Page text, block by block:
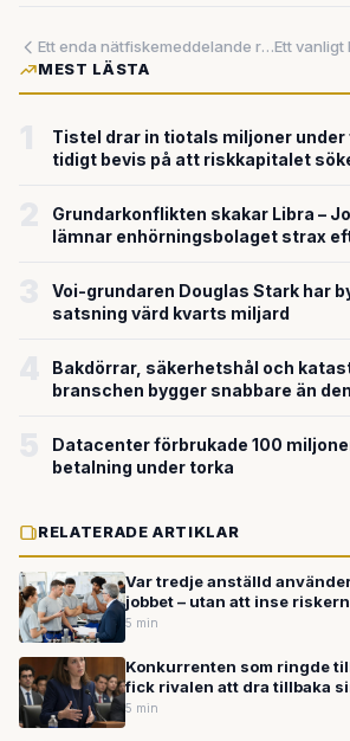
Ett enda nätfiskemeddelande räckte – 1,4 miljoner patienters uppgifter röjdes samtidigt som experter varnar för AI-driven cyberbrottslighet
MEST LÄSTA
Tistel drar in tiotals miljoner
tidigt bevis på att riskkapitalet
Grundarkonflikten skakar Libra –
lämnar enhörningsbolaget strax
Voi-grundaren Douglas Stark har
satsning värd kvarts miljard
Bakdörrar, säkerhetshål och
branschen bygger snabbare än
Datacenter förbrukade 100
betalning under torka
RELATERADE ARTIKLAR
Var tredje anställd
jobbet – utan att inse
5 min
Konkurrenten som ringde
fick rivalen att dra tillbaka
5 min